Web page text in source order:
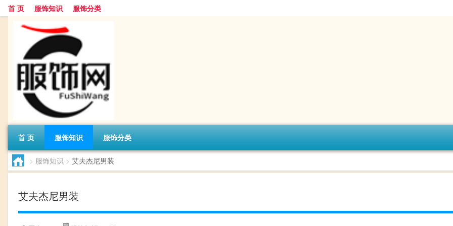
首 页 服饰知识 服饰分类
首 页 服饰知识 服饰分类
> 服饰知识 > 艾夫杰尼男装
艾夫杰尼男装